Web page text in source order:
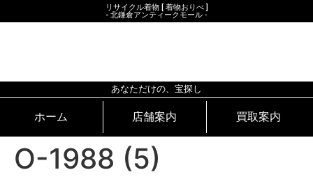
リサイクル着物 [ 着物おりべ ]
- 北鎌倉アンティークモール ‐
あなただけの、宝探し
ホーム 店舗案内 買取案内
O-1988 (5)